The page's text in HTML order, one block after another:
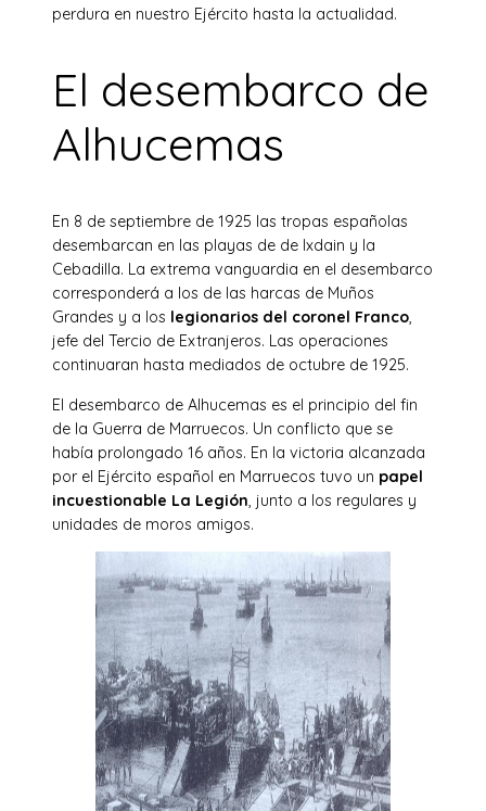
perdura en nuestro Ejército hasta la actualidad.
El desembarco de
Alhucemas
En 8 de septiembre de 1925 las tropas españolas
desembarcan en las playas de de Ixdain y la
Cebadilla. La extrema vanguardia en el desembarco
corresponderá a los de las harcas de Muños
Grandes y a los legionarios del coronel Franco,
jefe del Tercio de Extranjeros. Las operaciones
continuaran hasta mediados de octubre de 1925.
El desembarco de Alhucemas es el principio del fin
de la Guerra de Marruecos. Un conflicto que se
había prolongado 16 años. En la victoria alcanzada
por el Ejército español en Marruecos tuvo un papel
incuestionable La Legión , junto a los regulares y
unidades de moros amigos.